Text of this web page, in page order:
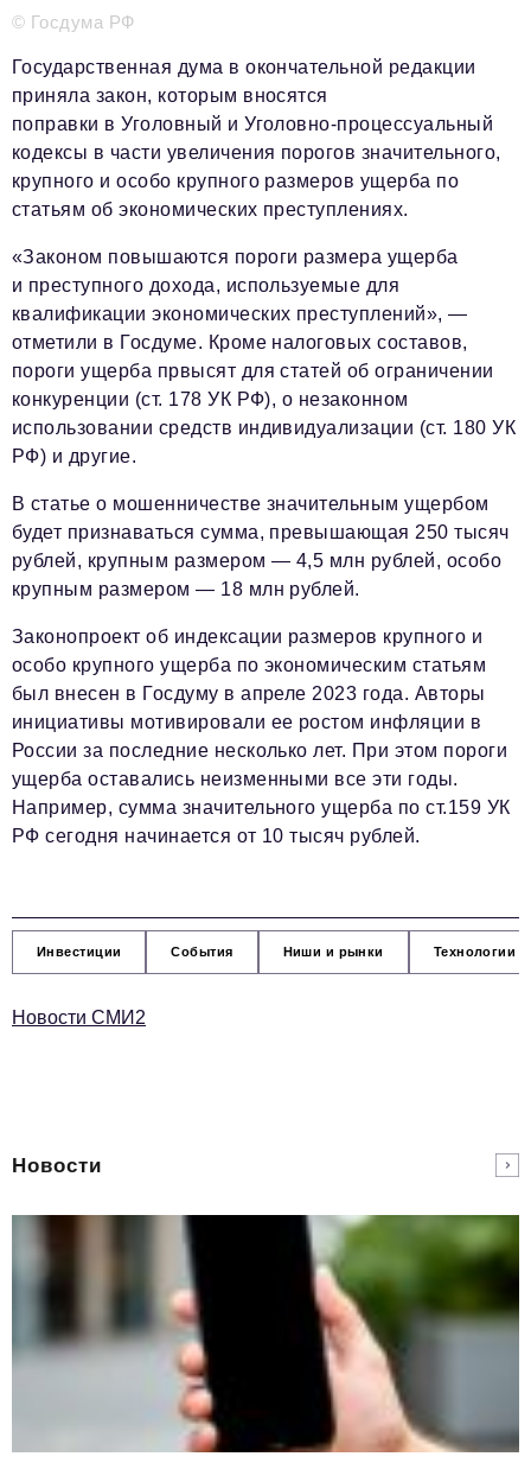
Отдел рекламы
Отдел распространения/редакционная подписка
podpiska@business-magazine.online
partner@business-magazine.online
© Госдума РФ
Государственная дума в окончательной редакции
приняла закон, которым вносятся
поправки в Уголовный и Уголовно-процессуальный
кодексы в части увеличения порогов значительного,
крупного и особо крупного размеров ущерба по
статьям об экономических преступлениях.
«Законом повышаются пороги размера ущерба
и преступного дохода, используемые для
квалификации экономических преступлений», —
отметили в Госдуме. Кроме налоговых составов,
пороги ущерба првысят для статей об ограничении
конкуренции (ст. 178 УК РФ), о незаконном
использовании средств индивидуализации (ст. 180 УК
РФ) и другие.
В статье о мошенничестве значительным ущербом
будет признаваться сумма, превышающая 250 тысяч
рублей, крупным размером — 4,5 млн рублей, особо
крупным размером — 18 млн рублей.
Законопроект об индексации размеров крупного и
особо крупного ущерба по экономическим статьям
был внесен в Госдуму в апреле 2023 года. Авторы
инициативы мотивировали ее ростом инфляции в
России за последние несколько лет. При этом пороги
ущерба оставались неизменными все эти годы.
Например, сумма значительного ущерба по ст.159 УК
РФ сегодня начинается от 10 тысяч рублей.
Инвестиции События Ниши и рынки Технологии
Новости СМИ2
Новости